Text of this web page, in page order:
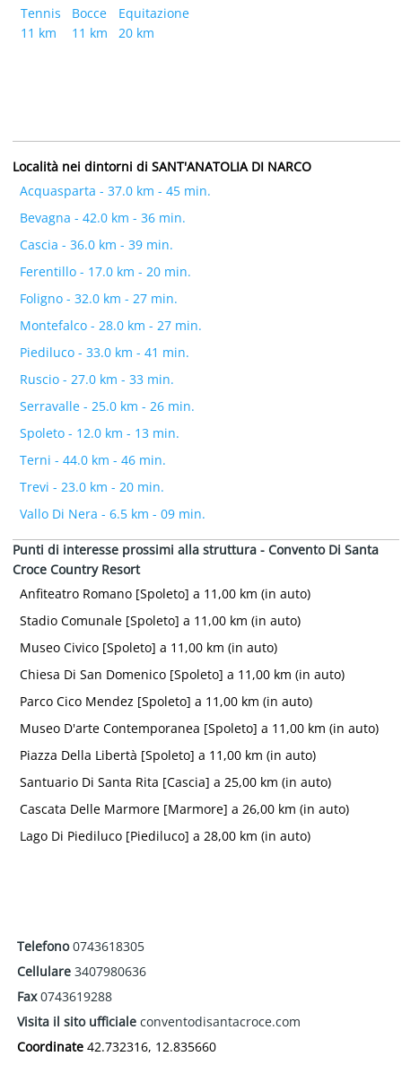
Tennis
11 km
Bocce
11 km
Equitazione
20 km
Località nei dintorni di SANT'ANATOLIA DI NARCO
Acquasparta - 37.0 km - 45 min.
Bevagna - 42.0 km - 36 min.
Cascia - 36.0 km - 39 min.
Ferentillo - 17.0 km - 20 min.
Foligno - 32.0 km - 27 min.
Montefalco - 28.0 km - 27 min.
Piediluco - 33.0 km - 41 min.
Ruscio - 27.0 km - 33 min.
Serravalle - 25.0 km - 26 min.
Spoleto - 12.0 km - 13 min.
Terni - 44.0 km - 46 min.
Trevi - 23.0 km - 20 min.
Vallo Di Nera - 6.5 km - 09 min.
Punti di interesse prossimi alla struttura - Convento Di Santa
Croce Country Resort
Anfiteatro Romano [Spoleto] a 11,00 km (in auto)
Stadio Comunale [Spoleto] a 11,00 km (in auto)
Museo Civico [Spoleto] a 11,00 km (in auto)
Chiesa Di San Domenico [Spoleto] a 11,00 km (in auto)
Parco Cico Mendez [Spoleto] a 11,00 km (in auto)
Museo D'arte Contemporanea [Spoleto] a 11,00 km (in auto)
Piazza Della Libertà [Spoleto] a 11,00 km (in auto)
Santuario Di Santa Rita [Cascia] a 25,00 km (in auto)
Cascata Delle Marmore [Marmore] a 26,00 km (in auto)
Lago Di Piediluco [Piediluco] a 28,00 km (in auto)
Telefono0743618305
Cellulare 3407980636
Fax0743619288
Visita il sito ufficiale conventodisantacroce.com
Coordinate 42.732316, 12.835660